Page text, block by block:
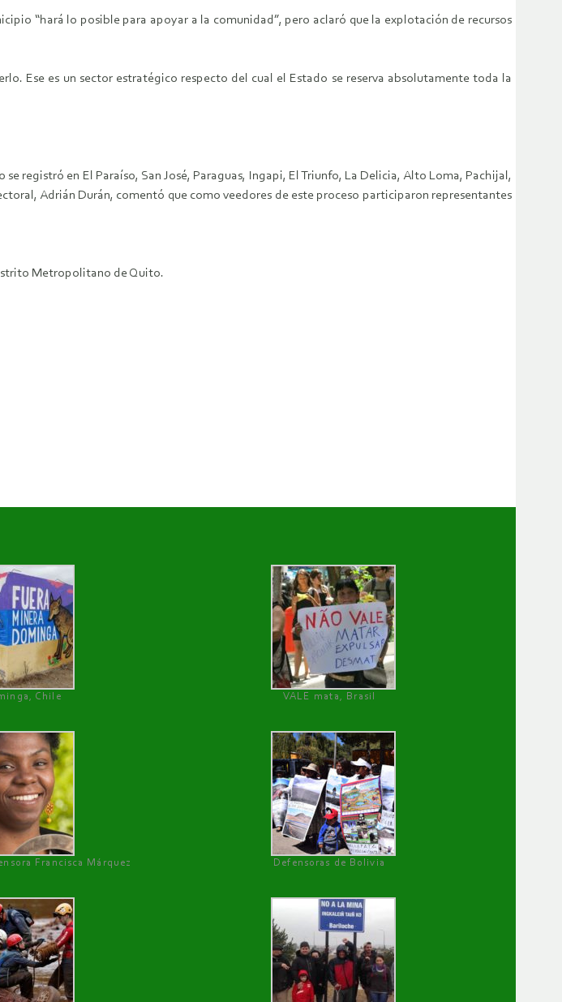
“hará lo posible para apoyar a la comunidad”, pero aclaró que la explotación de recursos
Ese es un sector estratégico respecto del cual el Estado se reserva absolutamente toda la
registró en El Paraíso, San José, Paraguas, Ingapi, El Triunfo, La Delicia, Alto Loma, Pachijal,
Adrián Durán, comentó que como veedores de este proceso participaron representantes
Metropolitano de Quito.
Chile
VALE mata, Brasil
Francisca Márquez Defensoras de Bolivia